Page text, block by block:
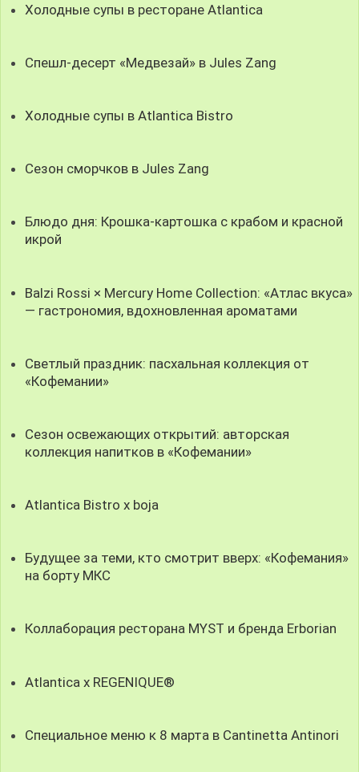
Холодные супы в ресторане Atlantica
Спешл-десерт «Медвезай» в Jules Zang
Холодные супы в Atlantica Bistro
Сезон сморчков в Jules Zang
Блюдо дня: Крошка-картошка с крабом и красной
икрой
Balzi Rossi × Mercury Home Collection: «Атлас вкуса»
— гастрономия, вдохновленная ароматами
Светлый праздник: пасхальная коллекция от
«Кофемании»
Сезон освежающих открытий: авторская
коллекция напитков в «Кофемании»
Atlantica Bistro x boja
Будущее за теми, кто смотрит вверх: «Кофемания»
на борту МКС
Коллаборация ресторана MYST и бренда Erborian
Atlantica x REGENIQUE®
Специальное меню к 8 марта в Cantinetta Antinori